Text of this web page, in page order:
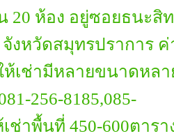
20 ห้อง อยู่ซอยธนะสิ
งหวัดสมุทรปราการ ค่
ห้เช่ามีหลายขนาดหล
256-8185,085-
ช่าพื้นที่ 450-600ตารา